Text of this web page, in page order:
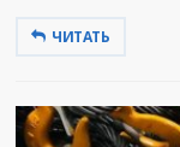
ЧИТАТЬ